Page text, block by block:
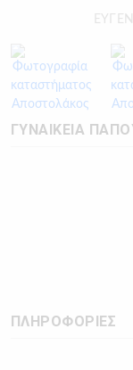
ΓΥΝΑΙΚΕΙΑ
ΠΛΗΡΟΦΟΡΙΕΣ